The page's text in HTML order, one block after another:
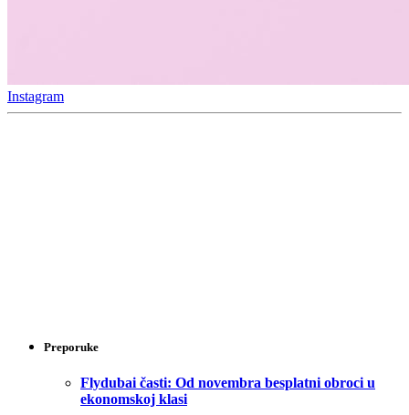
Instagram
Preporuke
Flydubai časti: Od novembra besplatni obroci u
ekonomskoj klasi